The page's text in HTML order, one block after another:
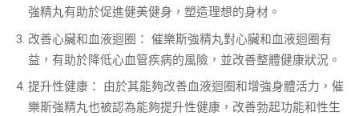
強精丸有助於促進健美健身，塑造理想的身材。
改善心臟和血液迴圈： 催樂斯強精丸對心臟和血液迴圈有
益，有助於降低心血管疾病的風險，並改善整體健康狀況。
提升性健康： 由於其能夠改善血液迴圈和增強身體活力，催
樂斯強精丸也被認為能夠提升性健康，改善勃起功能和性生